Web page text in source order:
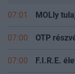
07:01 MOLly
07:00 OTP
07:00 F.I.R.E.